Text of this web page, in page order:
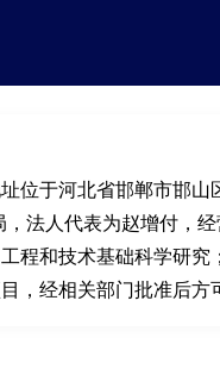
位于河北省邯郸市邯
法人代表为赵增付，
程和技术基础科学研
，经相关部门批准后方